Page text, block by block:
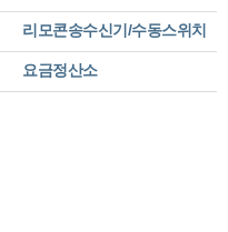
리모콘송수신기/수동스위치
요금정산소